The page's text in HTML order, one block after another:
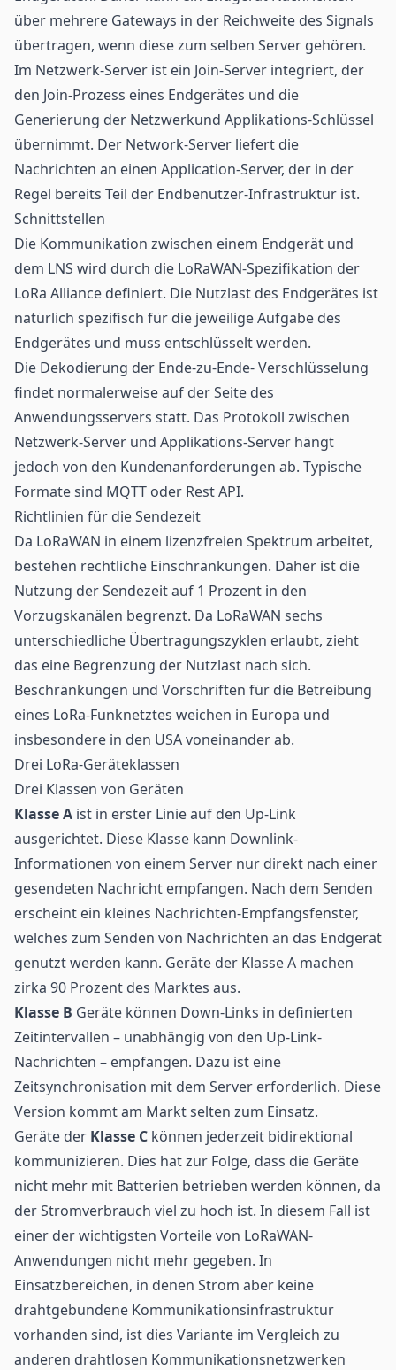
über mehrere Gateways in der Reichweite des Signals
übertragen, wenn diese zum selben Server gehören.
Im Netzwerk-Server ist ein Join-Server integriert, der
den Join-Prozess eines Endgerätes und die
Generierung der Netzwerkund Applikations-Schlüssel
übernimmt. Der Network-Server liefert die
Nachrichten an einen Application-Server, der in der
Regel bereits Teil der Endbenutzer-Infrastruktur ist.
Schnittstellen
Die Kommunikation zwischen einem Endgerät und
dem LNS wird durch die LoRaWAN-Spezifikation der
LoRa Alliance definiert. Die Nutzlast des Endgerätes ist
natürlich spezifisch für die jeweilige Aufgabe des
Endgerätes und muss entschlüsselt werden.
Die Dekodierung der Ende-zu-Ende- Verschlüsselung
findet normalerweise auf der Seite des
Anwendungsservers statt. Das Protokoll zwischen
Netzwerk-Server und Applikations-Server hängt
jedoch von den Kundenanforderungen ab. Typische
Formate sind MQTT oder Rest API.
Richtlinien für die Sendezeit
Da LoRaWAN in einem lizenzfreien Spektrum arbeitet,
bestehen rechtliche Einschränkungen. Daher ist die
Nutzung der Sendezeit auf 1 Prozent in den
Vorzugskanälen begrenzt. Da LoRaWAN sechs
unterschiedliche Übertragungszyklen erlaubt, zieht
das eine Begrenzung der Nutzlast nach sich.
Beschränkungen und Vorschriften für die Betreibung
eines LoRa-Funknetztes weichen in Europa und
insbesondere in den USA voneinander ab.
Drei LoRa-Geräteklassen
Drei Klassen von Geräten
Klasse A ist in erster Linie auf den Up-Link
ausgerichtet. Diese Klasse kann Downlink-
Informationen von einem Server nur direkt nach einer
gesendeten Nachricht empfangen. Nach dem Senden
erscheint ein kleines Nachrichten-Empfangsfenster,
welches zum Senden von Nachrichten an das Endgerät
genutzt werden kann. Geräte der Klasse A machen
zirka 90 Prozent des Marktes aus.
Klasse B Geräte können Down-Links in definierten
Zeitintervallen – unabhängig von den Up-Link-
Nachrichten – empfangen. Dazu ist eine
Zeitsynchronisation mit dem Server erforderlich. Diese
Version kommt am Markt selten zum Einsatz.
Geräte der Klasse C können jederzeit bidirektional
kommunizieren. Dies hat zur Folge, dass die Geräte
nicht mehr mit Batterien betrieben werden können, da
der Stromverbrauch viel zu hoch ist. In diesem Fall ist
einer der wichtigsten Vorteile von LoRaWAN-
Anwendungen nicht mehr gegeben. In
Einsatzbereichen, in denen Strom aber keine
drahtgebundene Kommunikationsinfrastruktur
vorhanden sind, ist dies Variante im Vergleich zu
anderen drahtlosen Kommunikationsnetzwerken